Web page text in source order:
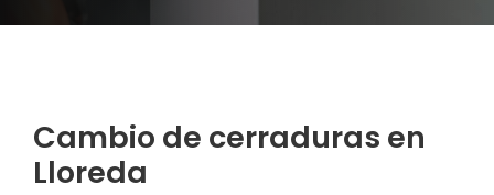
Cambio de cerraduras en
Lloreda